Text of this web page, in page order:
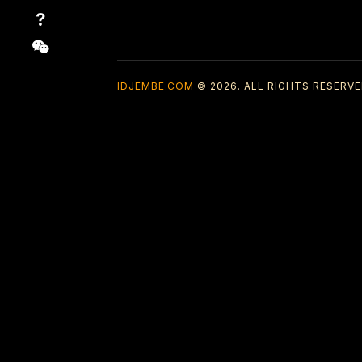
IDJEMBE.COM © 2026. ALL RIGHTS